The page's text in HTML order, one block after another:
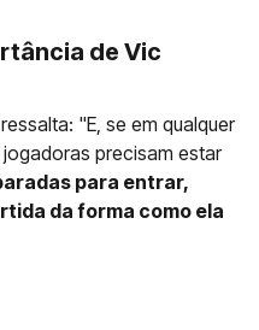
de Vic
"E, se em qualquer
precisam estar
para entrar,
da forma como ela